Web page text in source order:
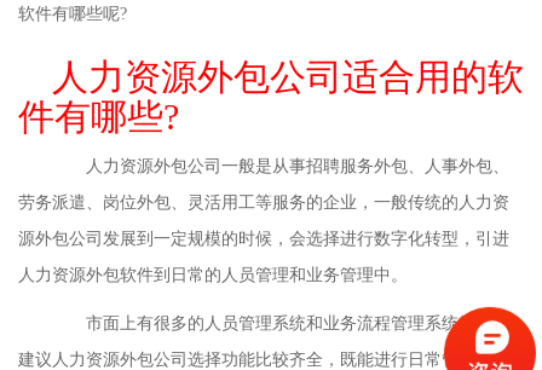
软件有哪些呢?
人力资源外包公司适合用的软
件有哪些?
人力资源外包公司一般是从事招聘服务外包、人事外包、
劳务派遣、岗位外包、灵活用工等服务的企业，一般传统的人力资
源外包公司发展到一定规模的时候，会选择进行数字化转型，引进
人力资源外包软件到日常的人员管理和业务管理中。
市面上有很多的人员管理系统和业务流程管理系统软件，
建议人力资源外包公司选择功能比较齐全，既能进行日常管理又能